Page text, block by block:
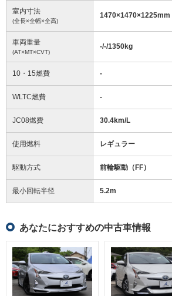
室内寸法
(全長×全幅×全高)
1470×1470×1225mm
車両重量
(AT×MT×CVT)
-/-/1350kg
10・15燃費 -
WLTC燃費 -
JC08燃費 30.4km/L
使用燃料 レギュラー
駆動方式 前輪駆動（FF）
最小回転半径 5.2m
あなたにおすすめの中古車情報